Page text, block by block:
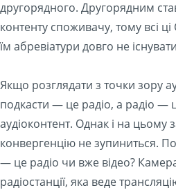
другорядного. Другорядним
контенту споживачу, тому всі ці
їм абревіатури довго не
Якщо розглядати з точки зору
подкасти — це радіо, а радіо —
аудіоконтент. Однак і на цьому
конвергенцію не зупиниться.
— це радіо чи вже відео?
радіостанції, яка веде